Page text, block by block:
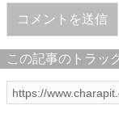
この記事のトラッ